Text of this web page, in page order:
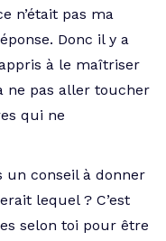
n’était pas ma
Donc il y a
à le maîtriser
ne pas aller toucher
qui ne
un conseil à donner
lequel ? C’est
selon toi pour être